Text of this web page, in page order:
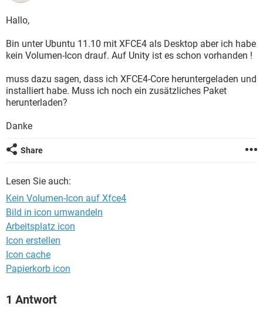
FACEBOOK
WHATSAPP
ANDROID
WINDOWS 10
WHATSAPP TIKTOK
SPIELE
WINDOWS 10 INSTAGRAM
WHATSAPP TIKTOK
FACEBOOK HARDWARE
Hallo,
Bin unter Ubuntu 11.10 mit XFCE4 als Desktop aber ich habe
kein Volumen-Icon drauf. Auf Unity ist es schon vorhanden !
muss dazu sagen, dass ich XFCE4-Core heruntergeladen und
installiert habe. Muss ich noch ein zusätzliches Paket
herunterladen?
Danke
Share
Lesen Sie auch:
Kein Volumen-Icon auf Xfce4
Bild in icon umwandeln
Arbeitsplatz icon
Icon erstellen
Icon cache
Papierkorb icon
1 Antwort